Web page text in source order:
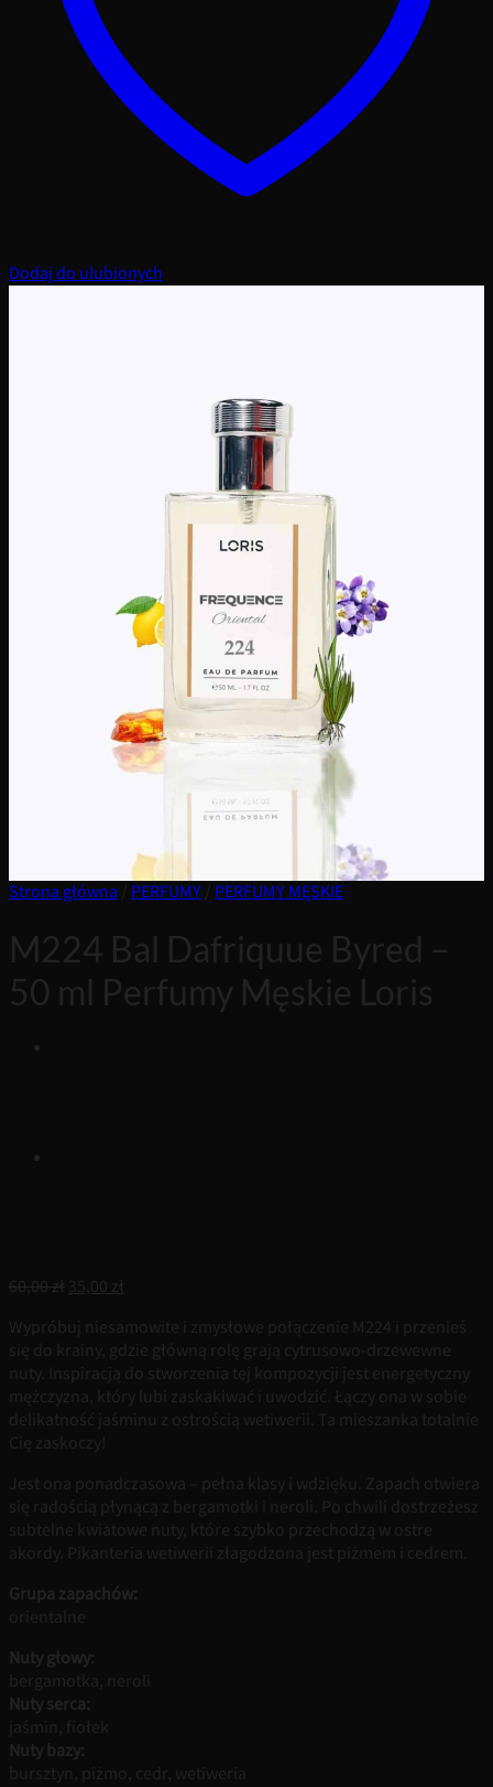
Dodaj do ulubionych
Strona główna PERFUMY PERFUMY MĘSKIE
M224 Bal Dafriquue Byred –
50 ml Perfumy Męskie Loris
60,00zł Pierwotna
wynosiła:
60,00 zł.
35,00 zł
wynosi:
35,00 zł.
Wypróbuj niesamowite i zmysłowe połączenie M224 i przenieś
się do krainy, gdzie główną rolę grają cytrusowo-drzewewne
nuty. Inspiracją do stworzenia tej kompozycji jest energetyczny
mężczyzna, który lubi zaskakiwać i uwodzić. Łączy ona w sobie
delikatność jaśminu z ostrością wetiwerii. Ta mieszanka totalnie
Cię zaskoczy!
Jest ona ponadczasowa – pełna klasy i wdzięku. Zapach otwiera
się radością płynącą z bergamotki i neroli. Po chwili dostrzeżesz
subtelne kwiatowe nuty, które szybko przechodzą w ostre
akordy. Pikanteria wetiwerii złagodzona jest piżmem i cedrem.
Grupa zapachów:
orientalne
Nuty głowy:
bergamotka, neroli
Nuty serca:
jaśmin, fiołek
Nuty bazy:
bursztyn, piżmo, cedr, wetiweria